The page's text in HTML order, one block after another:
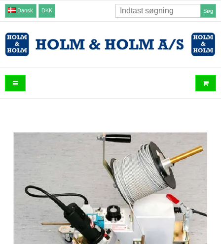
Dansk DKK Søg